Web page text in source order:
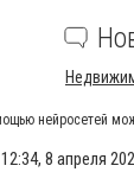
нейросетей
12:34, 8 апреля